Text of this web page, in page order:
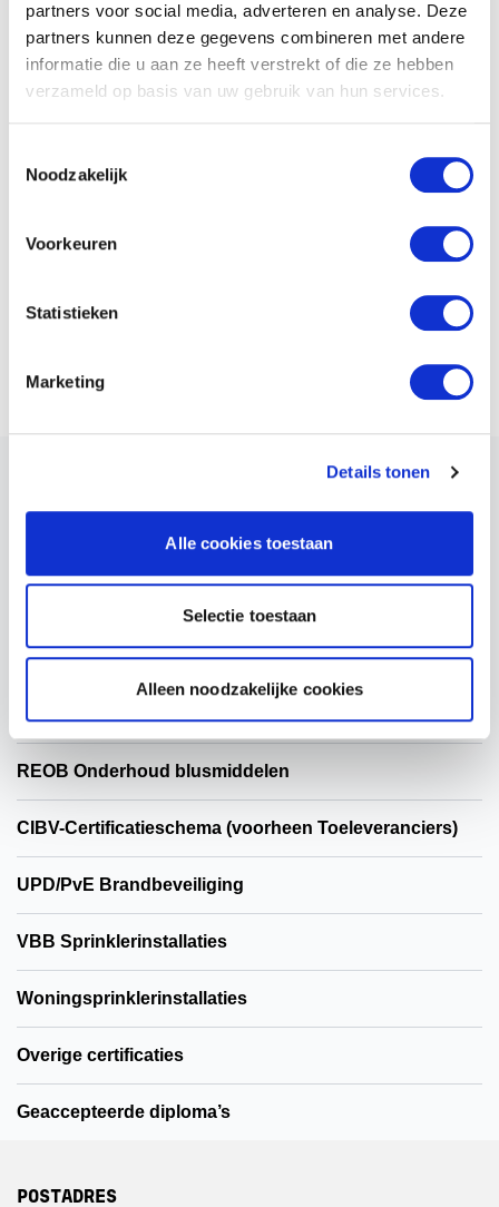
partners voor social media, adverteren en analyse. Deze
partners kunnen deze gegevens combineren met andere
informatie die u aan ze heeft verstrekt of die ze hebben
verzameld op basis van uw gebruik van hun services.
Noodzakelijk
Voorkeuren
Statistieken
Marketing
Details tonen
Alle cookies toestaan
Selectie toestaan
Alleen noodzakelijke cookies
100
certificaat
F-
gassen
brandbeveiliging
ISO
9001
BRL
Deze schema's zijn in samenwerking met Bureau Veritas
Blusgasinstallaties
Brandmeld- en ontruimingsalarminstallaties
Noodverlichtingsinstallaties
REOB Onderhoud blusmiddelen
CIBV-Certificatieschema (voorheen Toeleveranciers)
UPD/PvE Brandbeveiliging
VBB Sprinklerinstallaties
Woningsprinklerinstallaties
Overige certificaties
Geaccepteerde diploma’s
POSTADRES